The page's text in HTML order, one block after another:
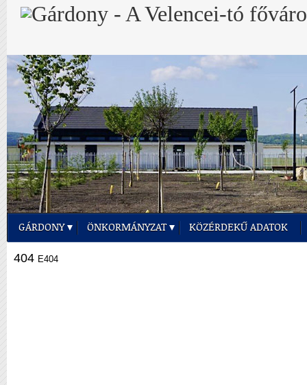
GÁRDONY ÖNKORMÁNYZAT KÖZÉRDEKŰ ADATOK
404 E404